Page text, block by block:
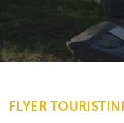
FLYER